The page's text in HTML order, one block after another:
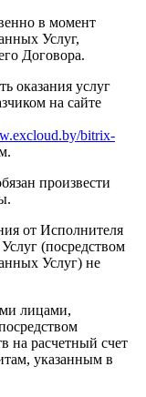
в момент
Услуг,
Договора.
оказания услуг
на сайте
bitrix-
произвести
от Исполнителя
(посредством
Услуг) не
лицами,
на расчетный счет
указанным в